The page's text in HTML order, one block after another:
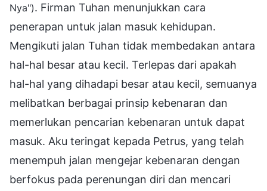
Nya"). Firman Tuhan menunjukkan cara
penerapan untuk jalan masuk kehidupan.
Mengikuti jalan Tuhan tidak membedakan antara
hal-hal besar atau kecil. Terlepas dari apakah
hal-hal yang dihadapi besar atau kecil, semuanya
melibatkan berbagai prinsip kebenaran dan
memerlukan pencarian kebenaran untuk dapat
masuk. Aku teringat kepada Petrus, yang telah
menempuh jalan mengejar kebenaran dengan
berfokus pada perenungan diri dan mencari